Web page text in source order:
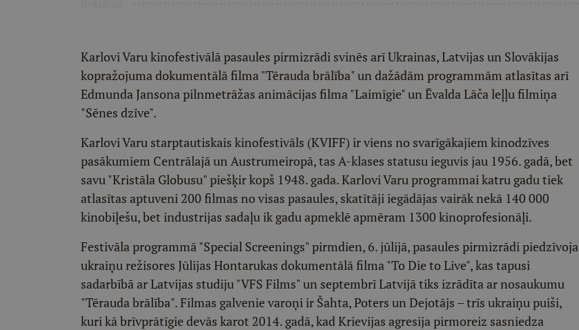
Karlovi Varu kinofestivālā pasaules pirmizrādi svinēs arī Ukrainas, Latvijas un Slovākijas
kopražojuma dokumentālā filma "Tērauda brālība" un dažādām programmām atlasītas arī
Edmunda Jansona pilnmetrāžas animācijas filma "Laimīgie" un Ēvalda Lāča leļļu filmiņa
"Sēnes dzīve".
Karlovi Varu starptautiskais kinofestivāls (KVIFF) ir viens no svarīgākajiem kinodzīves
pasākumiem Centrālajā un Austrumeiropā, tas A-klases statusu ieguvis jau 1956. gadā, bet
savu "Kristāla Globusu" piešķir kopš 1948. gada. Karlovi Varu programmai katru gadu tiek
atlasītas aptuveni 200 filmas no visas pasaules, skatītāji iegādājas vairāk nekā 140 000
kinobiļešu, bet industrijas sadaļu ik gadu apmeklē apmēram 1300 kinoprofesionāļi.
Festivāla programmā "Special Screenings" pirmdien, 6. jūlijā, pasaules pirmizrādi piedzīvoja
ukraiņu režisores Jūlijas Hontarukas dokumentālā filma "To Die to Live", kas tapusi
sadarbībā ar Latvijas studiju "VFS Films" un septembrī Latvijā tiks izrādīta ar nosaukumu
"Tērauda brālība". Filmas galvenie varoņi ir Šahta, Poters un Dejotājs – trīs ukraiņu puiši,
kuri kā brīvprātīgie devās karot 2014. gadā, kad Krievijas agresija pirmoreiz sasniedza